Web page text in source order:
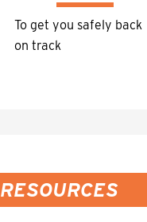
To get you safely back
on track
RESOURCES